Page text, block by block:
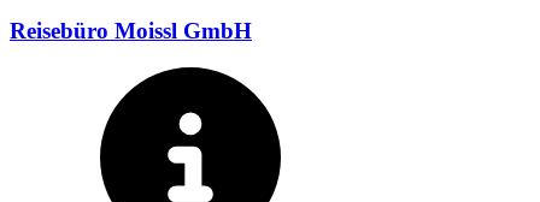
Reisebüro Moissl GmbH